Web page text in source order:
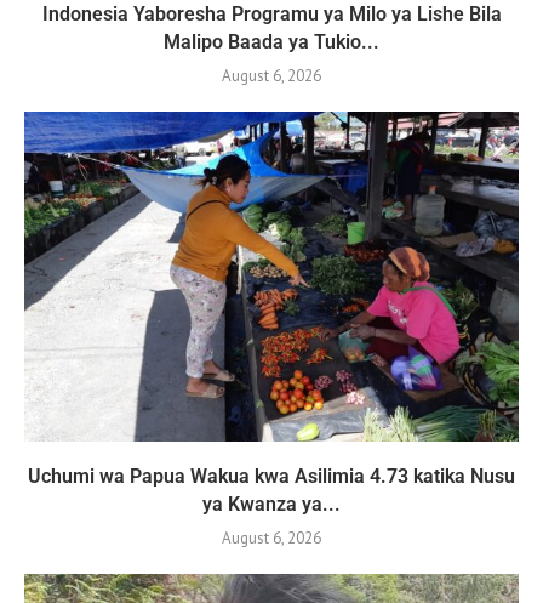
Indonesia Yaboresha Programu ya Milo ya Lishe Bila
Malipo Baada ya Tukio...
August 6, 2026
Uchumi wa Papua Wakua kwa Asilimia 4.73 katika Nusu
ya Kwanza ya...
August 6, 2026